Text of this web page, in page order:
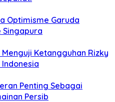
Optimisme Garuda
Singapura
Menguji Ketangguhan Rizky
Penting Sebagai
Persib